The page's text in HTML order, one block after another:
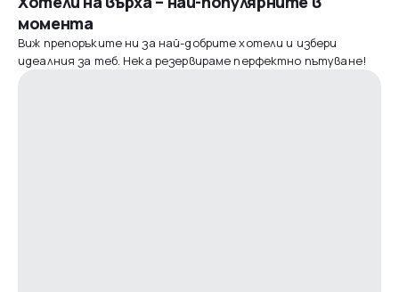
момента
Виж препоръките ни за най-добрите хотели и избери
идеалния за теб. Нека резервираме перфектно пътуване!